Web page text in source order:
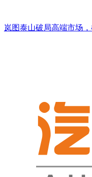
岚图泰山破局高端市场